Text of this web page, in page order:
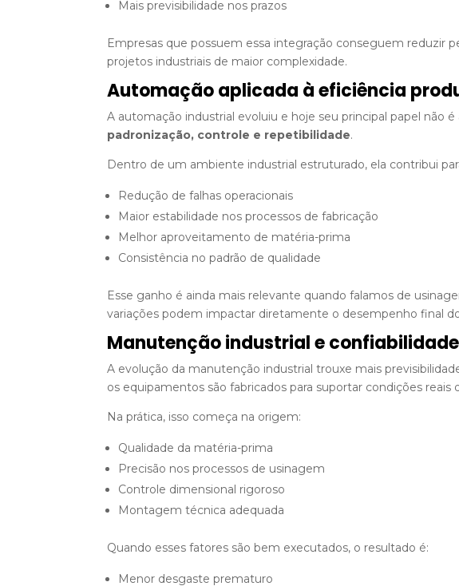
Mais previsibilidade nos prazos
Empresas que possuem essa integração conseguem reduzir
projetos industriais de maior complexidade.
Automação aplicada à eficiência
A automação industrial evoluiu e hoje seu principal papel não
padronização, controle e repetibilidade.
Dentro de um ambiente industrial estruturado, ela contribui
Redução de falhas operacionais
Maior estabilidade nos processos de fabricação
Melhor aproveitamento de matéria-prima
Consistência no padrão de qualidade
Esse ganho é ainda mais relevante quando falamos de
variações podem impactar diretamente o desempenho final
Manutenção industrial e
A evolução da manutenção industrial trouxe mais
os equipamentos são fabricados para suportar condições reais
Na prática, isso começa na origem:
Qualidade da matéria-prima
Precisão nos processos de usinagem
Controle dimensional rigoroso
Montagem técnica adequada
Quando esses fatores são bem executados, o resultado é:
Menor desgaste prematuro